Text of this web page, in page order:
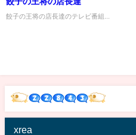
餃子の王将の店長達のテレビ番組...
xrea